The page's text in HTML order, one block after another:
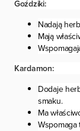
Goździki:
Nadają
Mają
Kardamon:
Dodaje
smaku.
Ma
Wspomaga